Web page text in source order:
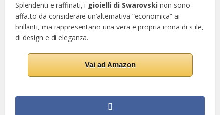
Splendenti e raffinati, i gioielli di Swarovski non sono
affatto da considerare un’alternativa “economica” ai
brillanti, ma rappresentano una vera e propria icona di stile,
di design e di eleganza.
Vai ad Amazon